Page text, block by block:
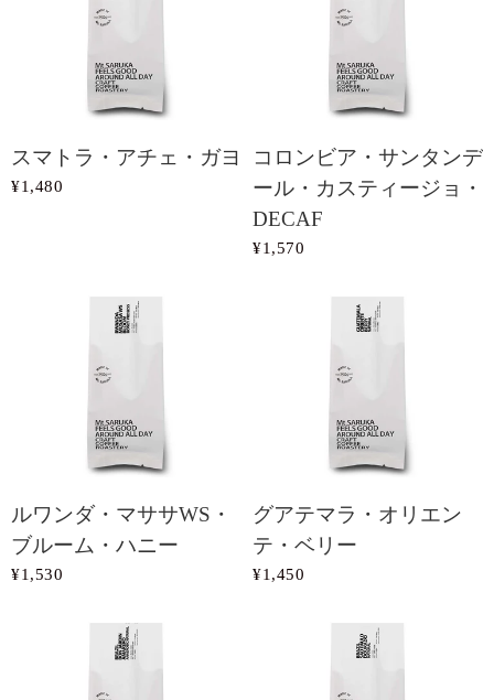
スマトラ・アチェ・ガヨ
¥1,480
コロンビア・サンタンデ
ール・カスティージョ・
DECAF
¥1,570
ルワンダ・マササWS・
ブルーム・ハニー
¥1,530
グアテマラ・オリエン
テ・ベリー
¥1,450